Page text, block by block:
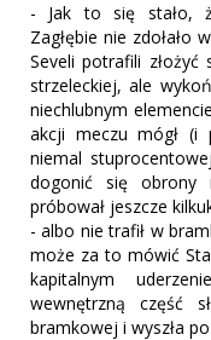
- Jak to się stało,
Zagłębie nie zdołało
Seveli potrafili złożyć
strzeleckiej, ale
niechlubnym
akcji meczu mógł (i
niemal
dogonić się obrony
próbował jeszcze
- albo nie trafił w
może za to mówić
kapitalnym
wewnętrzną część
bramkowej i wyszła